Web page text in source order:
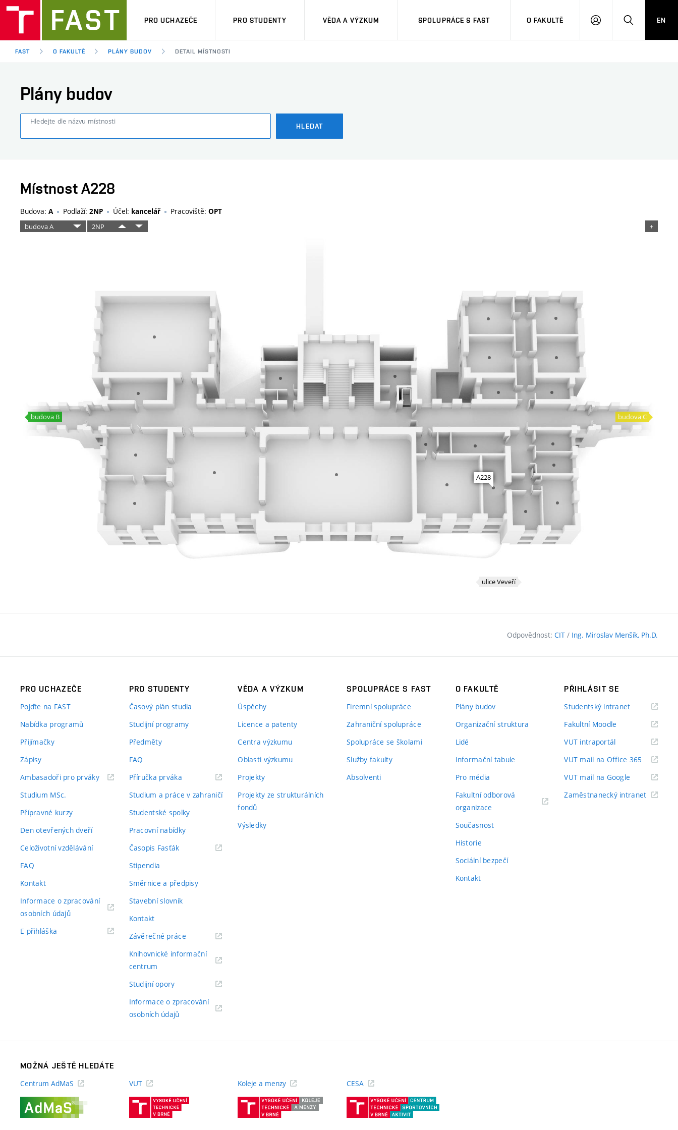
PRO UCHAZEČE PRO STUDENTY VĚDA A VÝZKUM SPOLUPRÁCE S FAST O FAKULTĚ
PŘIHLÁSITHLEDAT
EN
FAST O FAKULTĚ PLÁNY BUDOV DETAIL MÍSTNOSTI
Plány budov
Hledejte dle názvu místnosti
HLEDAT
Místnost A228
Budova: A Podlaží: 2NP Účel: kancelář Pracoviště: OPT
Odpovědnost: CIT / Ing. Miroslav Menšík, Ph.D.
PRO UCHAZEČE
Pojďte na FAST
Nabídka programů
Přijímačky
Zápisy
Ambasadoři pro prváky(externí
Studium MSc.
Přípravné kurzy
Den otevřených dveří
Celoživotní vzdělávání
FAQ
Kontakt
Informace o zpracování
osobních údajů(externí
E-přihláška
PRO STUDENTY
Časový plán studia
Studijní programy
Předměty
FAQ
Příručka prváka(externí
Studium a práce v zahraničí
Studentské spolky
Pracovní nabídky
Časopis Fasťák(externí
Stipendia
Směrnice a předpisy
Stavební slovník
Kontakt
Závěrečné práce(externí
Knihovnické informační
centrum
Studijní opory(externí
Informace o zpracování
osobních údajů(externí
VĚDA A VÝZKUM
Úspěchy
Licence a patenty
Centra výzkumu
Oblasti výzkumu
Projekty
Projekty ze strukturálních
fondů
Výsledky
SPOLUPRÁCE S FAST
Firemní spolupráce
Zahraniční spolupráce
Spolupráce se školami
Služby fakulty
Absolventi
O FAKULTĚ
Plány budov
Organizační struktura
Lidé
Informační tabule
Pro média
Fakultní odborová
organizace
Současnost
Historie
Sociální bezpečí
Kontakt
PŘIHLÁSIT SE
Studentský intranet(externí
Fakultní Moodle
VUT intraportál(externí
VUT mail na Office 365 (externí
odkaz)
VUT mail na Google (externí
Zaměstnanecký intranet(externí
MOŽNÁ JEŠTĚ HLEDÁTE
Centrum AdMaS
VUT
(externí
Koleje a menzy
(externí
CESA